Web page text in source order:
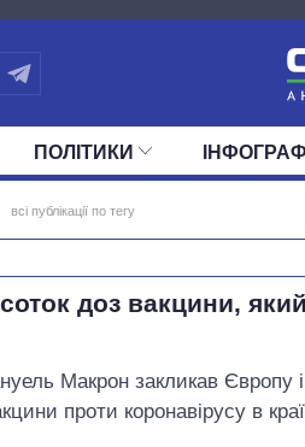
ПОЛIТИКИ
ПРЕЗИДЕНТ І ОФІС
всі публікації по тегу
доз вакцини,
Макрон закликав Європу
проти коронавірусу в